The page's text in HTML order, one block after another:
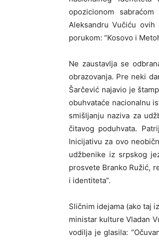
opozicionom
Aleksandru Vučiću
porukom: “Kosovo i
Ne zaustavlja se
obrazovanja. Pre neki
Šarčević najavio je
obuhvataće nacionalnu
smišljanju naziva za
čitavog poduhvata.
Inicijativu za ovo
udžbenike iz srpskog
prosvete Branko Ružić,
i identiteta”.
Sličnim idejama (ako taj
ministar kulture Vladan
vodilja je glasila: